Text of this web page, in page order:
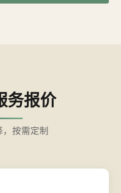
务报价
，按需定制